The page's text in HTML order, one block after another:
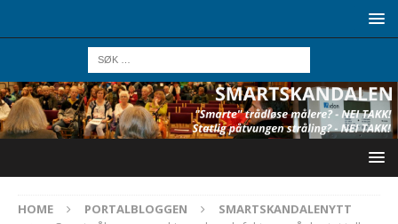
HOME PORTALBLOGGEN
SMARTSKANDALENYTT